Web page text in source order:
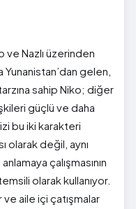
ve Nazlı üzerinden
gelen,
sahip Niko; diğer
güçlü ve daha
bu iki karakteri
olarak değil, aynı
çalışmasının
olarak kullanıyor.
ve aile içi çatışmalar